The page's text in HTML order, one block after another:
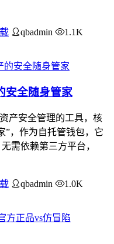
qbadmin
1.1K
安全随身管家
产安全管理的工具，核
”，作为自托管钱包，它
需依赖第三方平台，
qbadmin
1.0K